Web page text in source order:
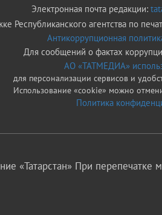
Электронная почта редакции:
Республиканского агентства по
Антикоррупционная
Для сообщений о фактах
АО «ТАТМЕДИА»
для персонализации сервисов и
Использование «cookie» можно
Политика
«Татарстан» При перепечатке